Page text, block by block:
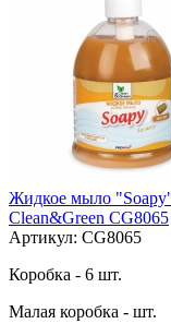
Жидкое мыло "Soapy"
Clean&Green CG8065
Артикул: CG8065
Коробка - 6 шт.
Малая коробка - шт.